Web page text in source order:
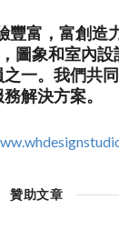
富，富創造
圖象和室內
一。我們共
解決方案。
贊助文章